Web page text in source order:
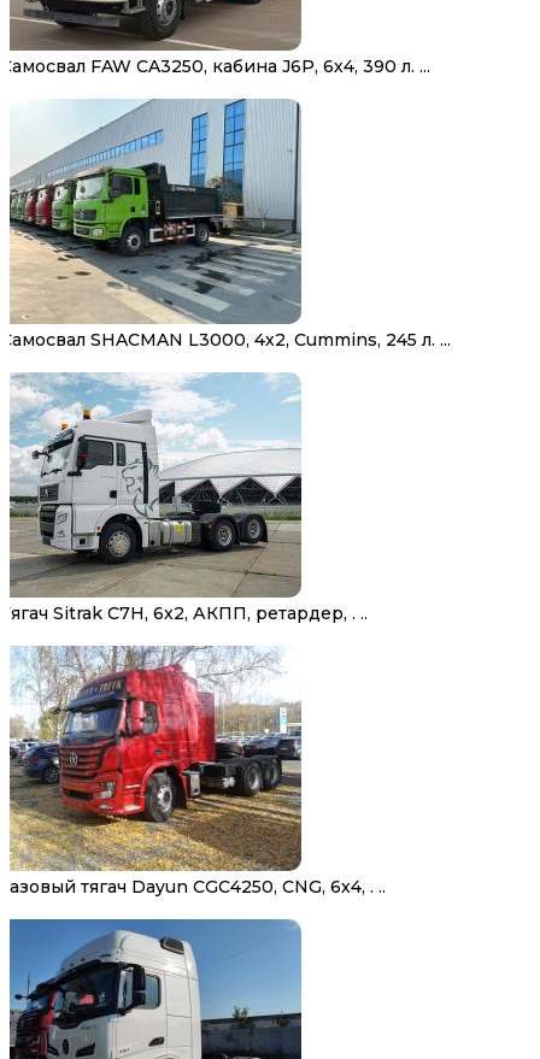
Самосвал FAW CA3250, кабина J6P, 6х4, 390 л. ...
Самосвал SHACMAN L3000, 4х2, Cummins, 245 л. ...
Тягач Sitrak C7H, 6х2, АКПП, ретардер, . ..
Газовый тягач Dayun CGC4250, CNG, 6х4, . ..